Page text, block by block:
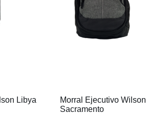
Libya
Morral Ejecutivo Wilson
Sacramento